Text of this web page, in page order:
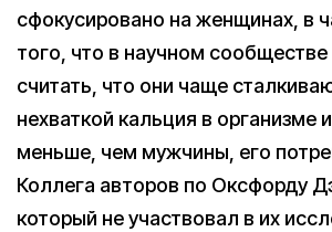
сфокусировано на женщинах, в
того, что в научном сообществе
считать, что они чаще
нехваткой кальция в организме
меньше, чем мужчины, его
Коллега авторов по Оксфорду
который не участвовал в их